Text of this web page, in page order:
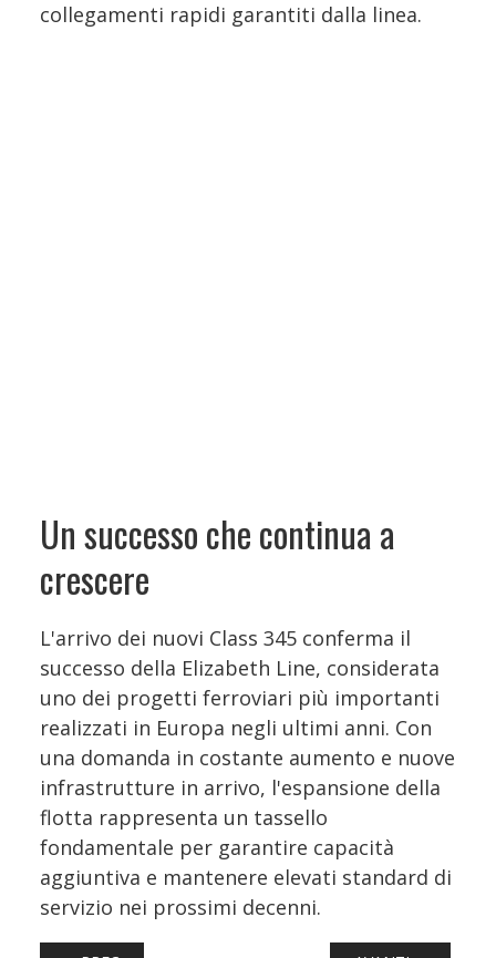
collegamenti rapidi garantiti dalla linea.
Un successo che continua a
crescere
L'arrivo dei nuovi Class 345 conferma il
successo della Elizabeth Line, considerata
uno dei progetti ferroviari più importanti
realizzati in Europa negli ultimi anni. Con
una domanda in costante aumento e nuove
infrastrutture in arrivo, l'espansione della
flotta rappresenta un tassello
fondamentale per garantire capacità
aggiuntiva e mantenere elevati standard di
servizio nei prossimi decenni.